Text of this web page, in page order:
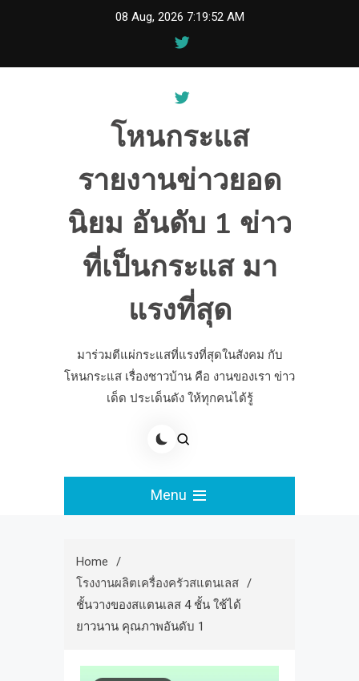
08 Aug, 2026 7:19:53 AM
โหนกระแส
รายงานข่าวยอด
นิยม อันดับ 1 ข่าว
ที่เป็นกระแส มา
แรงที่สุด
มาร่วมตีแผ่กระแสที่แรงที่สุดในสังคม กับ
โหนกระแส เรื่องชาวบ้าน คือ งานของเรา ข่าว
เด็ด ประเด็นดัง ให้ทุกคนได้รู้
Menu
Home
โรงงานผลิตเครื่องครัวสแตนเลส
ชั้นวางของสแตนเลส 4 ชั้น ใช้ได้
ยาวนาน คุณภาพอันดับ 1